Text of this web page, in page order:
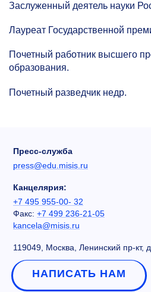
Заслуженный деятель науки
Лауреат Государственной
Почетный работник высшего
образования.
Почетный разведчик недр.
Пресс-служба
press@edu.misis.ru
Канцелярия:
+7 495 955-00- 32
Факс: +7 499 236-21-05
kancela@misis.ru
119049, Москва, Ленинский пр-кт,
НАПИСАТЬ НАМ